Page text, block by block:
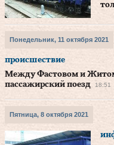
Понедельник, 11 октября 2021
происшествие
Между Фастовом и
пассажирский поезд
18:51
Пятница, 8 октября 2021